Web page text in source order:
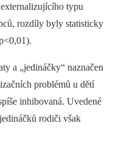
typu
rozdíly byly statisticky
a „jedináčky“ naznačen
problémů u dětí
inhibovaná. Uvedené
rodiči však